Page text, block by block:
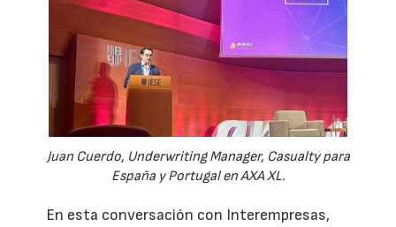
Juan Cuerdo, Underwriting Manager, Casualty para
España y Portugal en AXA XL.
En esta conversación con Interempresas,